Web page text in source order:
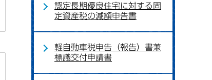
認定長期優良住宅に対する固
定資産税の減額申告書
軽自動車税申告（報告）書兼
標識交付申請書